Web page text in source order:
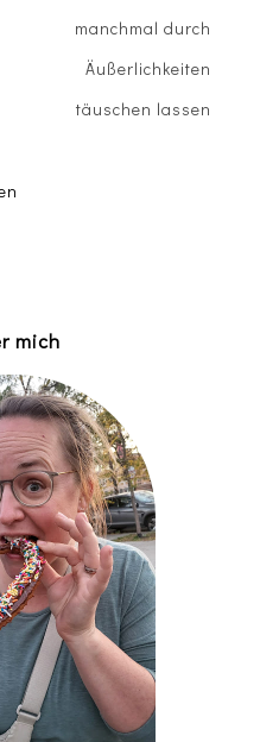
manchmal durch
Äußerlichkeiten
täuschen lassen
mich